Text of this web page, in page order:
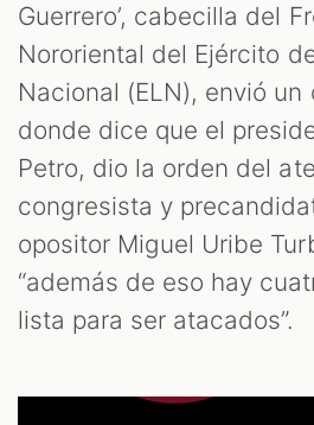
Guerrero’, cabecilla del
Nororiental del Ejército
Nacional (ELN), envió
donde dice que el
Petro, dio la orden del
congresista y
opositor Miguel Uribe
“además de eso hay
lista para ser atacados”.